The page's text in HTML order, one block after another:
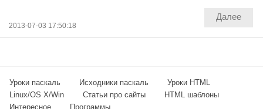
2013-07-03 17:50:18
Далее
Уроки паскаль Исходники паскаль
Уроки HTML
Linux/OS X/Win
Статьи про сайты
HTML шаблоны
Интересное
Программы